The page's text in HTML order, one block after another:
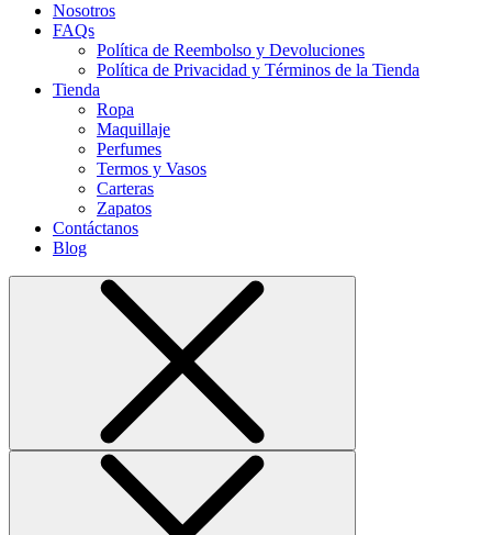
Nosotros
FAQs
Política de Reembolso y Devoluciones
Política de Privacidad y Términos de la Tienda
Tienda
Ropa
Maquillaje
Perfumes
Termos y Vasos
Carteras
Zapatos
Contáctanos
Blog